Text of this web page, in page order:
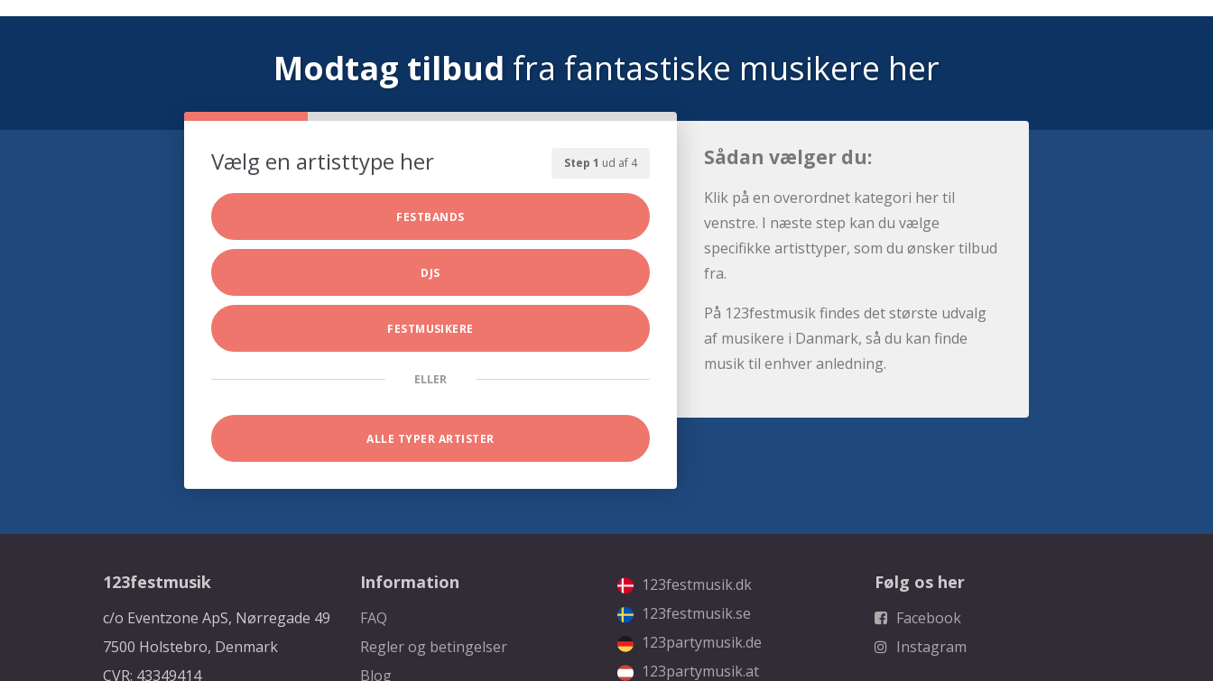
Modtag tilbud fra fantastiske musikere her
Step 1 ud af 4
Vælg en artisttype her
FESTBANDS
DJS
FESTMUSIKERE
ELLER
ALLE TYPER ARTISTER
Sådan vælger du:
Klik på en overordnet kategori her til
venstre. I næste step kan du vælge
specifikke artisttyper, som du ønsker tilbud
fra.
På 123festmusik findes det største udvalg
af musikere i Danmark, så du kan finde
musik til enhver anledning.
123festmusik
c/o Eventzone ApS, Nørregade 49
7500 Holstebro, Denmark
CVR: 43349414
Information
FAQ
Regler og betingelser
Blog
123festmusik.dk
123festmusik.se
123partymusik.de
123partymusik.at
Følg os her
Facebook
Instagram